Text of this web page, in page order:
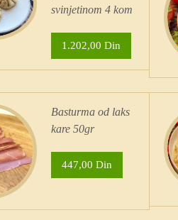
svinjetinom 4 kom
1.202,00 Din
Basturma od laks
kare 50gr
447,00 Din